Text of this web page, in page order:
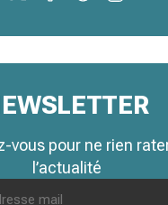
vous pour ne rien
l’actualité